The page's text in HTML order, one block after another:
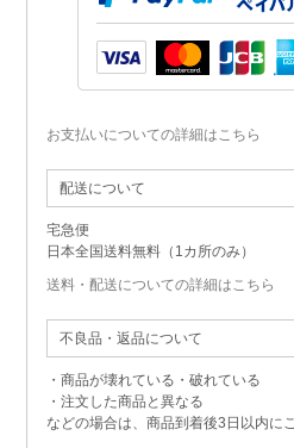
お支払いについての詳細はこちら
配送について
宅急便
日本全国送料無料（1カ所のみ）
送料・配送についての詳細はこちら
不良品・返品について
・商品が壊れている・破れている
・注文した商品と異なる
などの場合は、商品到着後3日以内に